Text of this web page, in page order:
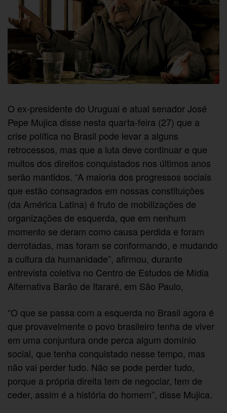
O ex-presidente do Uruguai e atual senador José
Pepe Mujica disse nesta quarta-feira (27) que a
crise política no Brasil pode levar a alguns
retrocessos, mas que a luta deve continuar e que
muitos dos direitos conquistados nos últimos anos
serão mantidos. “A maioria dos progressos sociais
que estão consagrados em nossas constituições
(da América Latina) é fruto de mobilizações de
organizações de esquerda, que em nenhum
momento se deram como causa perdida e foram
derrotadas, mas foram se conformando, e mudando
a cultura da humanidade”, afirmou, durante
entrevista coletiva no Centro de Estudos de Mídia
Alternativa Barão de Itararé, em São Paulo,
“O que se passa com a esquerda no Brasil agora é
que provavelmente o povo brasileiro tenha de viver
em uma conjuntura onde perca algum domínio
social, que tenha conquistado nesse tempo, mas
não vai perder tudo. Não se pode perder tudo,
porque a própria direita tem de negociar, tem de
ceder, assim é a história do homem”, disse Mujica.